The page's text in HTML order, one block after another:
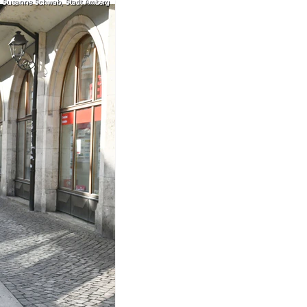
Susanne Schwab, Stadt Amberg